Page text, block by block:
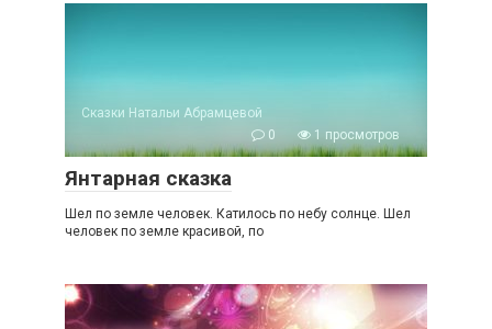
Сказки Натальи Абрамцевой
0
1 просмотров
Янтарная сказка
Шел по земле человек. Катилось по небу солнце. Шел
человек по земле красивой, по